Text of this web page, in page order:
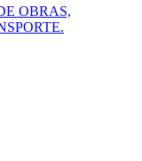
OBRAS,